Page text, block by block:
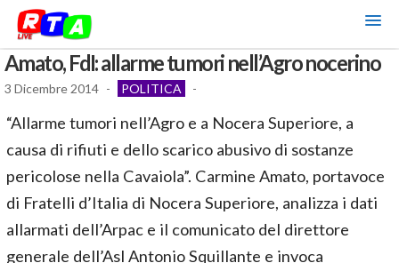
Amato, FdI: allarme tumori nell’Agro nocerino
3 Dicembre 2014 - POLITICA -
“Allarme tumori nell’Agro e a Nocera Superiore, a
causa di rifiuti e dello scarico abusivo di sostanze
pericolose nella Cavaiola”. Carmine Amato, portavoce
di Fratelli d’Italia di Nocera Superiore, analizza i dati
allarmati dell’Arpac e il comunicato del direttore
generale dell’Asl Antonio Squillante e invoca